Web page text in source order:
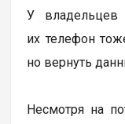
У владельцев
их телефон
но вернуть
Несмотря на